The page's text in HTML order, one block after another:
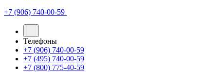
+7 (906) 740-00-59
Телефоны
+7 (906) 740-00-59
+7 (495) 740-00-59
+7 (800) 775-40-59